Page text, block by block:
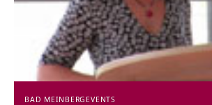
BAD MEINBERG EVENTS